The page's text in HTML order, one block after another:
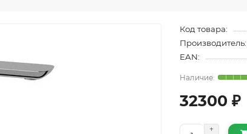
Код товара:
Производитель:
EAN:
32300 ₽